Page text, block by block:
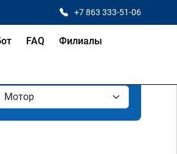
+7 863 333-51-06
FAQ Филиалы